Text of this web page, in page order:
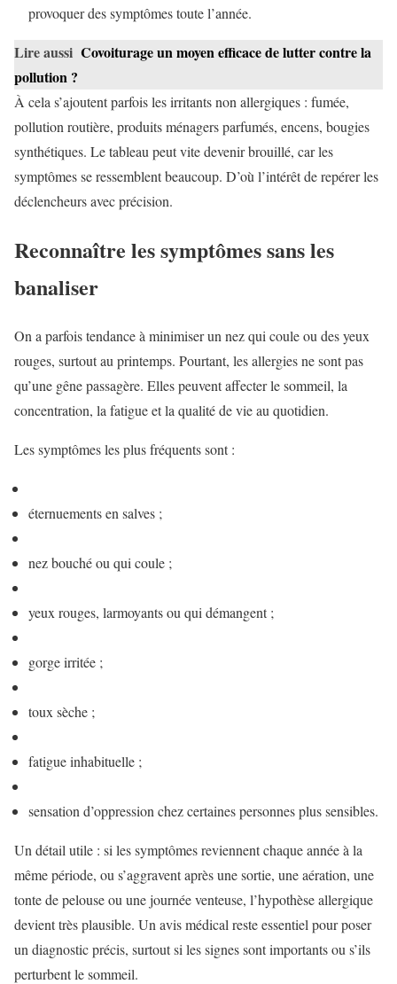
provoquer des symptômes toute l’année.
Lire aussi Covoiturage un moyen efficace de lutter contre la
pollution ?
À cela s’ajoutent parfois les irritants non allergiques : fumée,
pollution routière, produits ménagers parfumés, encens, bougies
synthétiques. Le tableau peut vite devenir brouillé, car les
symptômes se ressemblent beaucoup. D’où l’intérêt de repérer les
déclencheurs avec précision.
Reconnaître les symptômes sans les
banaliser
On a parfois tendance à minimiser un nez qui coule ou des yeux
rouges, surtout au printemps. Pourtant, les allergies ne sont pas
qu’une gêne passagère. Elles peuvent affecter le sommeil, la
concentration, la fatigue et la qualité de vie au quotidien.
Les symptômes les plus fréquents sont :
éternuements en salves ;
nez bouché ou qui coule ;
yeux rouges, larmoyants ou qui démangent ;
gorge irritée ;
toux sèche ;
fatigue inhabituelle ;
sensation d’oppression chez certaines personnes plus sensibles.
Un détail utile : si les symptômes reviennent chaque année à la
même période, ou s’aggravent après une sortie, une aération, une
tonte de pelouse ou une journée venteuse, l’hypothèse allergique
devient très plausible. Un avis médical reste essentiel pour poser
un diagnostic précis, surtout si les signes sont importants ou s’ils
perturbent le sommeil.